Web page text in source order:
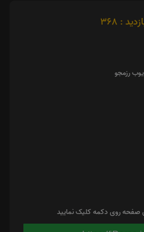
: 368
صفحه روی دکمه کلیک نمایید